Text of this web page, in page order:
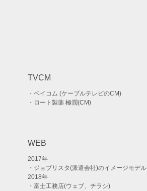
TVCM
・ベイコム (ケーブルテレビのCM)
・ロート製薬 極潤(CM)
WEB
2017年
・ジョブリスタ(派遣会社)のイメージモデル
2018年
・富士工務店(ウェブ、チラシ)